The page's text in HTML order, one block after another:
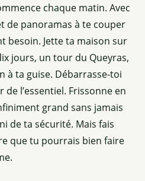
chaque matin. Avec
de panoramas à te couper
besoin. Jette ta maison sur
jours, un tour du Queyras,
à ta guise. Débarrasse-toi
l’essentiel. Frissonne en
grand sans jamais
de ta sécurité. Mais fais
que tu pourrais bien faire